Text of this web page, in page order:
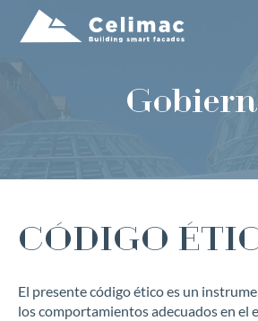
CÓDIGO
El presente código ético es un
los comportamientos adecuados en el